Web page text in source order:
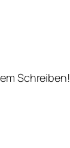
Schreiben!